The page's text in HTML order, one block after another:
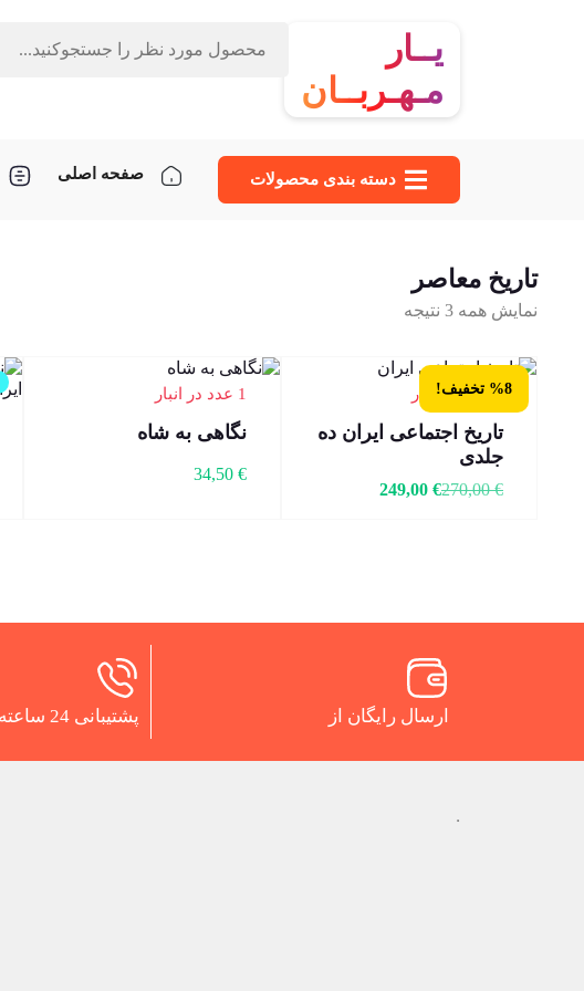
یــار
مـهـربــان
دسته‌ بندی محصولات صفحه اصلی
تاریخ معاصر
نمایش همه 3 نتیجه
%8 تخفیف!
1 عدد در انبار
تاریخ اجتماعی ایران ده
جلدی
270,00€
249,00 €
1 عدد در انبار
نگاهی به شاه
34,50 €
ارسال رایگان از پشتیبانی 24 ساعته
.